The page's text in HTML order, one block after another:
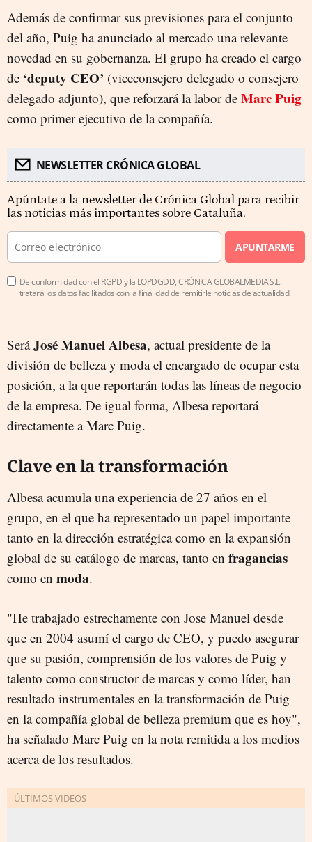
Además de confirmar sus previsiones para el conjunto
del año, Puig ha anunciado al mercado una relevante
novedad en su gobernanza. El grupo ha creado el cargo
de ‘deputy CEO’ (viceconsejero delegado o consejero
delegado adjunto), que reforzará la labor de Marc Puig
como primer ejecutivo de la compañía.
NEWSLETTER CRÓNICA GLOBAL
Apúntate a la newsletter de Crónica Global para recibir
las noticias más importantes sobre Cataluña.
APUNTARME
De conformidad con el RGPD y la LOPDGDD, CRÓNICA GLOBALMEDIA S.L.
tratará los datos facilitados con la finalidad de remitirle noticias de actualidad.
SeráJosé Manuel Albesa, actual presidente de la
división de belleza y moda el encargado de ocupar esta
posición, a la que reportarán todas las líneas de negocio
de la empresa. De igual forma, Albesa reportará
directamente a Marc Puig.
Clave en la transformación
Albesa acumula una experiencia de 27 años en el
grupo, en el que ha representado un papel importante
tanto en la dirección estratégica como en la expansión
global de su catálogo de marcas, tanto en fragancias
como en moda.
"He trabajado estrechamente con Jose Manuel desde
que en 2004 asumí el cargo de CEO, y puedo asegurar
que su pasión, comprensión de los valores de Puig y
talento como constructor de marcas y como líder, han
resultado instrumentales en la transformación de Puig
en la compañía global de belleza premium que es hoy",
ha señalado Marc Puig en la nota remitida a los medios
acerca de los resultados.